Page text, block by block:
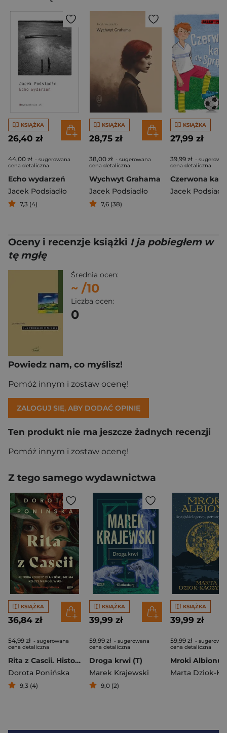
KSIĄŻKA
26,40 zł
44,00 zł - sugerowana
cena detaliczna
Echo wydarzeń
Jacek Podsiadło
7,3 (4)
KSIĄŻKA
28,75 zł
38,00 zł - sugerowana
cena detaliczna
Wychwyt Grahama
Jacek Podsiadło
7,6 (38)
KSIĄŻKA
27,99 zł
39,99 zł -
cena detaliczna
Jacek
Oceny i recenzje książki I ja pobiegłem w
tę mgłę
Średnia ocen:
~ /10
Liczba ocen:
0
Powiedz nam, co myślisz!
Pomóż innym i zostaw ocenę!
ZALOGUJ SIĘ, ABY DODAĆ OPINIĘ
Ten produkt nie ma jeszcze żadnych recenzji
Pomóż innym i zostaw ocenę!
Z tego samego wydawnictwa
KSIĄŻKA
36,84 zł
54,99 zł - sugerowana
cena detaliczna
Rita z Cascii. Historia kobiety, dla której nie ma rzeczy niemożliwych
Dorota Ponińska
9,3 (4)
KSIĄŻKA
39,99 zł
59,99 zł - sugerowana
cena detaliczna
Droga krwi (T)
Marek Krajewski
9,0 (2)
KSIĄŻKA
39,99 zł
59,99 zł -
cena detaliczna